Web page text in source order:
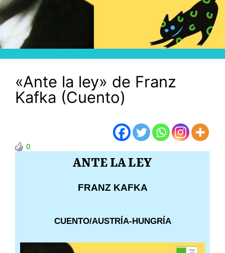
«Ante la ley» de Franz
Kafka (Cuento)
0
ANTE LA LEY
FRANZ KAFKA
CUENTO/AUSTRÍA-HUNGRÍA